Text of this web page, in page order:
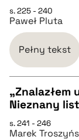
pobierz cytat
BIBTEX
pobierz cytat
s. 225 - 240
Paweł Pluta
Pełny tekst
CZYSTY TEKST
„Znalazłem
Nieznany
s. 241 - 246
Marek